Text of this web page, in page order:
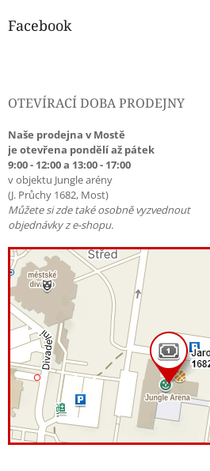
Facebook
OTEVÍRACÍ DOBA PRODEJNY
Naše prodejna v Mostě
je otevřena pondělí až pátek
9:00 - 12:00 a 13:00 - 17:00
v objektu Jungle arény
(J. Průchy 1682, Most)
Můžete si zde také osobně vyzvednout
objednávky z e-shopu.